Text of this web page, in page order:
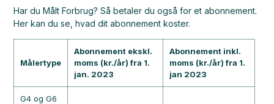
Har du Målt Forbrug? Så betaler du også for et abonnement.
Her kan du se, hvad dit abonnement koster.
Målertype
Abonnement ekskl.
moms (kr./år) fra 1.
jan. 2023
Abonnement inkl.
moms (kr./år)fra 1.
jan 2023
G4 og G6